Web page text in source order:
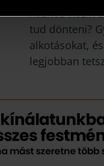
házhoz viszik
tud dönteni?
alkotásokat,
legjobban